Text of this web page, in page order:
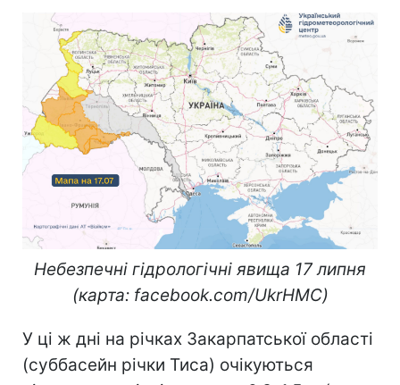
Небезпечні гідрологічні явища 17 липня
(карта: facebook.com/UkrHMC)
У ці ж дні на річках Закарпатської області
(суббасейн річки Тиса) очікуються